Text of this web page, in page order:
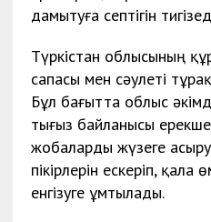
дамытуға септігін
Түркістан облысының
сапасы мен сәулеті
Бұл бағытта облыс
тығыз байланысы
жобаларды жүзеге
пікірлерін ескеріп,
енгізуге ұмтылады.